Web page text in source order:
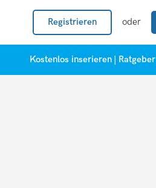
Registrieren oder
Kostenlos inserieren Ratgeber